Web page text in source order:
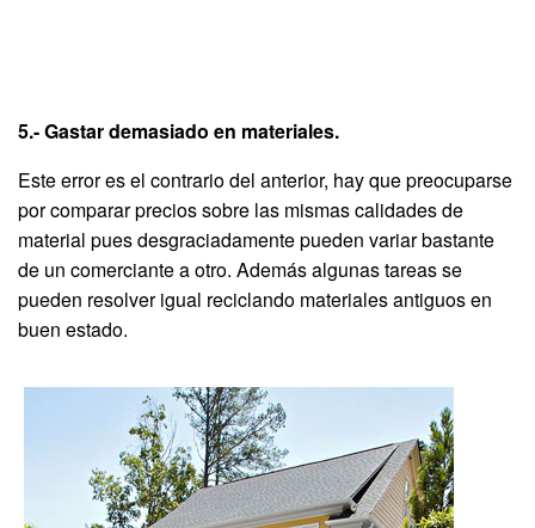
5.- Gastar demasiado en materiales.
Este error es el contrario del anterior, hay que preocuparse
por comparar precios sobre las mismas calidades de
material pues desgraciadamente pueden variar bastante
de un comerciante a otro. Además algunas tareas se
pueden resolver igual reciclando materiales antiguos en
buen estado.